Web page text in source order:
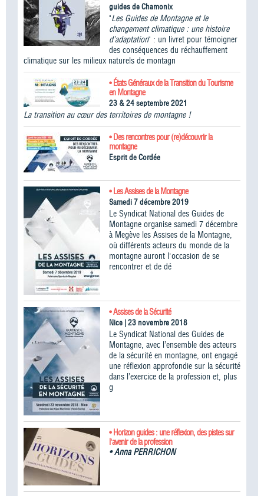
guides de Chamonix
"Les Guides de Montagne et le
changement climatique : une histoire
d’adaptation" : un livret pour témoigner
des conséquences du réchauffement
climatique sur les milieux naturels de montagn
• États Généraux de la Transition du Tourisme
en Montagne
23 & 24 septembre 2021
La transition au cœur des territoires de montagne !
• Des rencontres pour (re)découvrir la
montagne
Esprit de Cordée
• Les Assises de la Montagne
Samedi 7 décembre 2019
Le Syndicat National des Guides de
Montagne organise samedi 7 décembre
à Megève les Assises de la Montagne,
où différents acteurs du monde de la
montagne auront l'occasion de se
rencontrer et de dé
• Assises de la Sécurité
Nice | 23 novembre 2018
Le Syndicat National des Guides de
Montagne, avec l’ensemble des acteurs
de la sécurité en montagne, ont engagé
une réflexion approfondie sur la sécurité
dans l’exercice de la profession et, plus
g
• Horizon guides : une réflexion, des pistes sur
l'avenir de la profession
•Anna PERRICHON